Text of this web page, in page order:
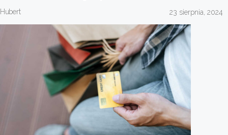
Hubert 23 sierpnia, 2024